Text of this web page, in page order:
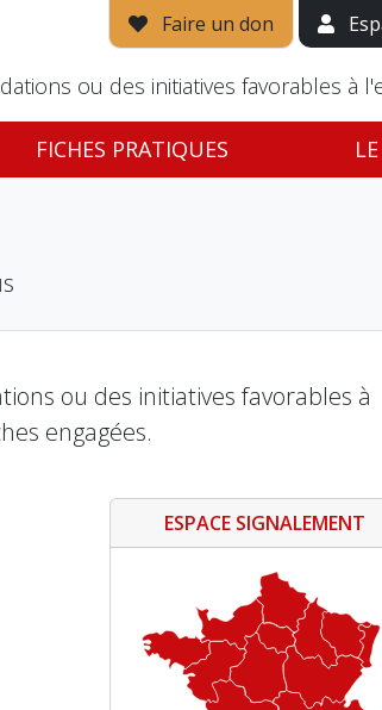
Faire un don
ou des initiatives favorables à
FICHES PRATIQUES
ou des initiatives favorables à
engagées.
ESPACE SIGNALEMENT